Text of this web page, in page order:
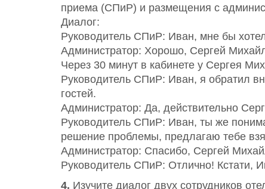
приема (СПиР) и размещения с
Диалог:
Руководитель СПиР: Иван, мне бы
Администратор: Хорошо, Сергей
Через 30 минут в кабинете у Сергея
Руководитель СПиР: Иван, я обратил
гостей.
Администратор: Да, действительно
Руководитель СПиР: Иван, ты же
решение проблемы, предлагаю тебе
Администратор: Спасибо, Сергей
Руководитель СПиР: Отлично! Кстати,
4. Изучите диалог двух сотрудников